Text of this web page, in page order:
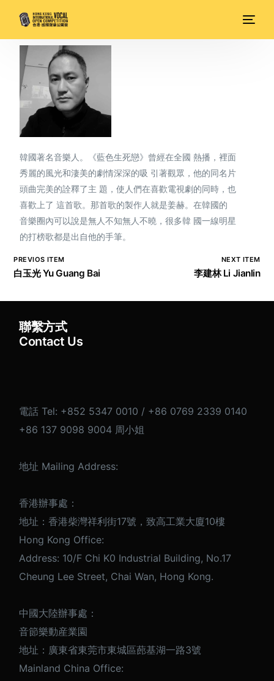
韓國著名音樂人。《藍色生死戀》曾經在全國 熱播，裡面
秀麗的風光和淒美的劇情深深的吸 引著觀眾，他的同名片
頭曲完美的詮釋了主 題，使人們在喜歡電視劇的同時，也
喜歡上了 這首歌。那首歌的製作人就是姜赫。在韓國的
音樂圈內可以說是無人不知無人不曉，很多韓 國一線明星
的打榜歌都是出自他的手筆。
PREVIOS ITEM
白玉光 Yu Guang Bai
NEXT ITEM
李建林 Li Jianlin
聯繫方式
Contact Us
電話 Tel: +852 5347 0010 / +86 0769 2339 0140
+86 137 9098 9004 周小姐
地址 Mailing Address:
香港辦事處：
地址：香港柴灣祥利街17號，致高工業大廈10樓
Hong Kong Office:
Address: 10/F Chi K0 Industrial Building, No.17
Cheung Lee Street, Chai Wan, Hong Kong.
中國大陸辦事處：
音節樂動産業園
地址：廣東省東莞市東城區蓢基湖一路3號
Mainland China Office: